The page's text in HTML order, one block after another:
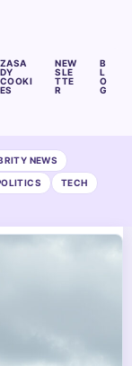
ZASA
DY
COOKI
ES
NEW
SLE
TTE
R
B
L
O
G
NEWS
TECH